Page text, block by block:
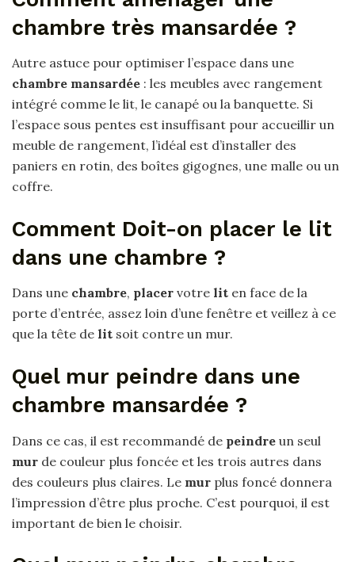
chambre très mansardée ?
Autre astuce pour optimiser l’espace dans une
chambre mansardée : les meubles avec rangement
intégré comme le lit, le canapé ou la banquette. Si
l’espace sous pentes est insuffisant pour accueillir un
meuble de rangement, l’idéal est d’installer des
paniers en rotin, des boîtes gigognes, une malle ou un
coffre.
Comment Doit-on placer le lit
dans une chambre ?
Dans une chambre, placer votre lit en face de la
porte d’entrée, assez loin d’une fenêtre et veillez à ce
que la tête de lit soit contre un mur.
Quel mur peindre dans une
chambre mansardée ?
Dans ce cas, il est recommandé de peindre un seul
mur de couleur plus foncée et les trois autres dans
des couleurs plus claires. Le mur plus foncé donnera
l’impression d’être plus proche. C’est pourquoi, il est
important de bien le choisir.